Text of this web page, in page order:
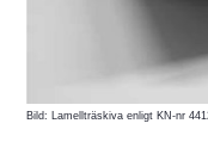
Bild: Lamellträskiva enligt KN-nr